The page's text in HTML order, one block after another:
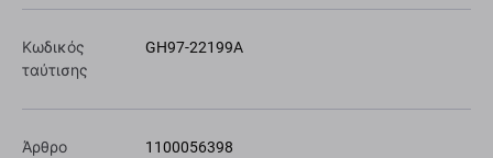
Κωδικός
ταύτισης
GH97-22199A
Άρθρο 1100056398